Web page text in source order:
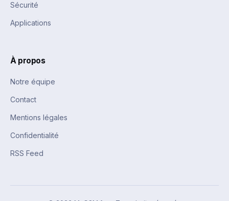
Sécurité
Applications
À propos
Notre équipe
Contact
Mentions légales
Confidentialité
RSS Feed